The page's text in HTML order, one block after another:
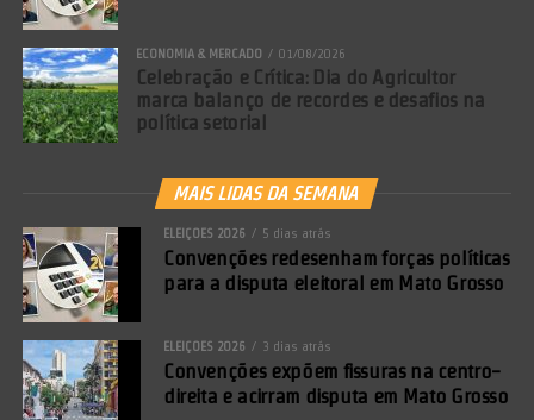
ECONOMIA & MERCADO 01/08/2026
Celebração e Crítica: Dia do Agricultor
marca balanço de recordes e desafios na
política setorial
MAIS LIDAS DA SEMANA
ELEIÇÕES 2026 5 dias atrás
Convenções redesenham forças políticas
para a disputa eleitoral em Mato Grosso
ELEIÇÕES 2026 3 dias atrás
Convenções expõem fissuras na centro-
direita e acirram disputa em Mato Grosso